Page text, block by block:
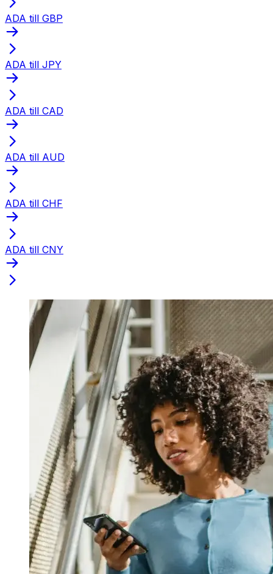
ADA till GBP
ADA till JPY
ADA till CAD
ADA till AUD
ADA till CHF
ADA till CNY